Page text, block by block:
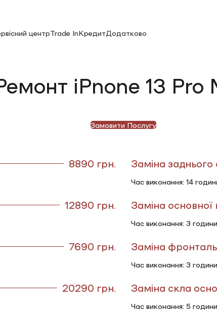
центрTrade InКредитДодатково
iPnone 13 Pro
Замовити Послугу
8890 грн.
12890 грн.
7690 грн.
20290 грн.
Заміна заднього
Час виконання: 14
Заміна
Час виконання: 3 години
Заміна
Час виконання: 3 години
Заміна скла
Час виконання: 5 години